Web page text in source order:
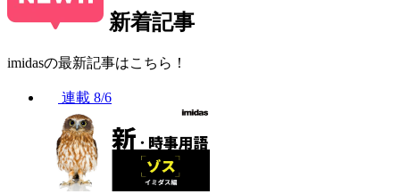
新着記事
imidasの最新記事はこちら！
連載 8/6